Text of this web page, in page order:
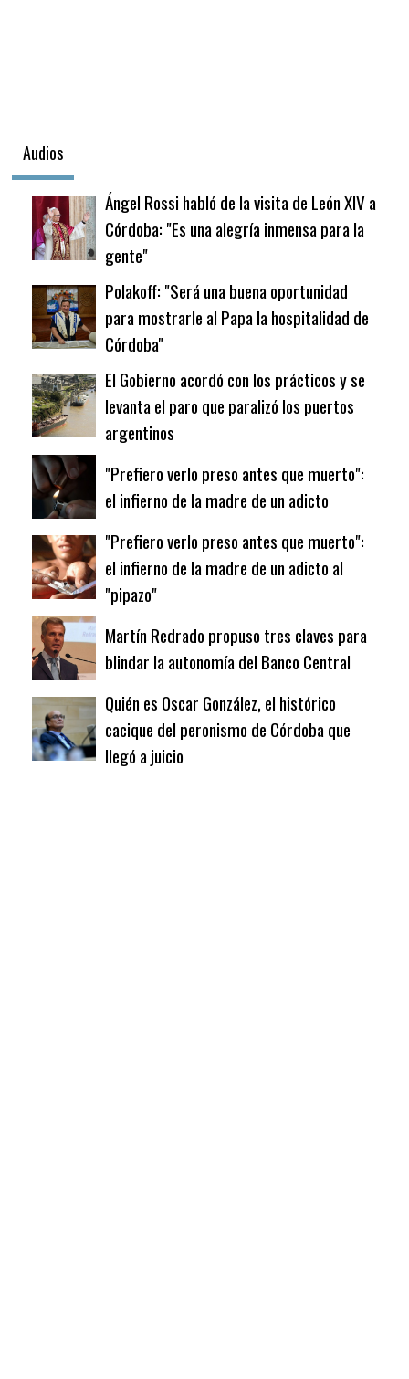
Audios
Ángel Rossi habló de la visita de León XIV a
Córdoba: "Es una alegría inmensa para la
gente"
Polakoff: "Será una buena oportunidad
para mostrarle al Papa la hospitalidad de
Córdoba"
El Gobierno acordó con los prácticos y se
levanta el paro que paralizó los puertos
argentinos
"Prefiero verlo preso antes que muerto":
el infierno de la madre de un adicto
"Prefiero verlo preso antes que muerto":
el infierno de la madre de un adicto al
"pipazo"
Martín Redrado propuso tres claves para
blindar la autonomía del Banco Central
Quién es Oscar González, el histórico
cacique del peronismo de Córdoba que
llegó a juicio